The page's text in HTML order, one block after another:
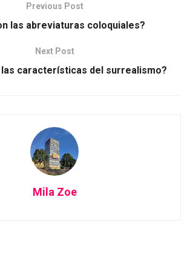
Previous Post
las abreviaturas coloquiales?
Next Post
las características del surrealismo?
Mila Zoe